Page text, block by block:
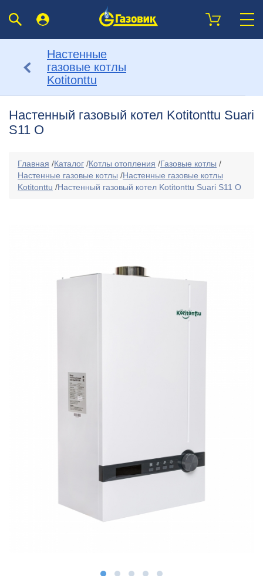
Настенные
газовые котлы
Kotitonttu
Настенный газовый котел Kotitonttu Suari
S11 О
Главная /Каталог /Котлы отопления /Газовые котлы /
Настенные газовые котлы /Настенные газовые котлы
Kotitonttu /Настенный газовый котел Kotitonttu Suari S11 О